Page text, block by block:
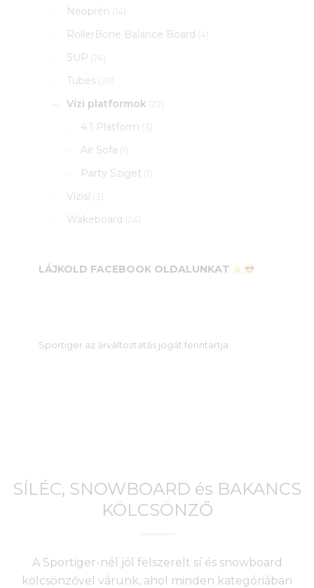
Neoprén (14)
RollerBone Balance Board (4)
SUP (74)
Tubes (35)
Vízi platformok (22)
4.1 Platform (3)
Air Sofa (1)
Party Sziget (1)
Vízisí (3)
Wakeboard (24)
LÁJKOLD FACEBOOK OLDALUNKAT
Sportiger az árváltoztatás jogát fenntartja.
SÍLÉC, SNOWBOARD és BAKANCS
KÖLCSÖNZŐ
A Sportiger-nél jól felszerelt sí és snowboard
kölcsönzővel várunk, ahol minden kategóriában